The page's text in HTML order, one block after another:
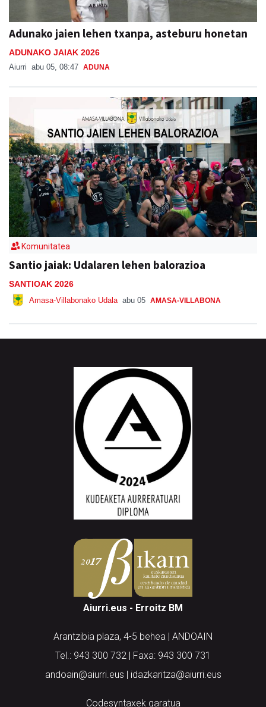
Adunako jaien lehen txanpa, asteburu honetan
ADUNAKO JAIAK 2026
Aiurri abu 05, 08:47 ADUNA
Komunitatea
Santio jaiak: Udalaren lehen balorazioa
SANTIOAK 2026
Amasa-Villabonako Udala abu 05 AMASA-VILLABONA
Aiurri.eus - Erroitz BM
Arantzibia plaza, 4-5 behea | ANDOAIN
Tel.: 943 300 732 | Faxa: 943 300 731
andoain@aiurri.eus | idazkaritza@aiurri.eus
Codesyntaxek garatua